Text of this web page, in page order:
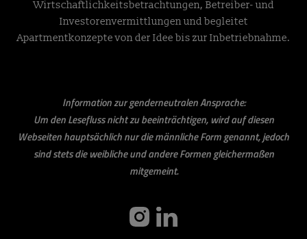
Wirtschaftlichkeitsbetrachtungen, Betreiber- und
Investorenvermittlungen und begleitet
Apartmentkonzepte von der Idee bis zur Inbetriebnahme.
Information zur genderneutralen Ansprache:
Um den Lesefluss nicht zu beeinträchtigen, wird auf diesen
Webseiten hauptsächlich nur die männliche Form genannt, jedoch
sind stets die weibliche und andere Formen gleichermaßen
mitgemeint.
instagram